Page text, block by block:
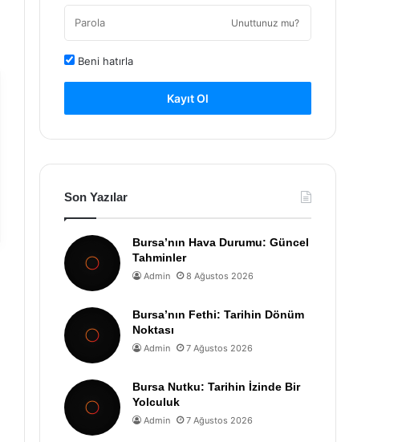
Unuttunuz mu?
Beni hatırla
Kayıt Ol
Son Yazılar
Bursa’nın Hava Durumu: Güncel
Tahminler
Admin 8 Ağustos 2026
Bursa’nın Fethi: Tarihin Dönüm
Noktası
Admin 7 Ağustos 2026
Bursa Nutku: Tarihin İzinde Bir
Yolculuk
Admin 7 Ağustos 2026